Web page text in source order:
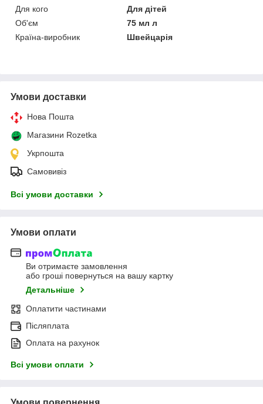
Для кого
Для дітей
Об'єм
75 мл л
Країна-виробник
Швейцарія
Умови доставки
Нова Пошта
Магазини Rozetka
Укрпошта
Самовивіз
Всі умови доставки
Умови оплати
Ви отримаєте замовлення
або гроші повернуться на вашу картку
Детальніше
Оплатити частинами
Післяплата
Оплата на рахунок
Всі умови оплати